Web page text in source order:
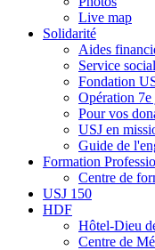
Live map
Solidarité
Aides
Service social
Fondation
Opération
Pour vos
USJ en
Guide de
Formation
Centre de
USJ 150
HDF
Hôtel-Dieu
Centre de